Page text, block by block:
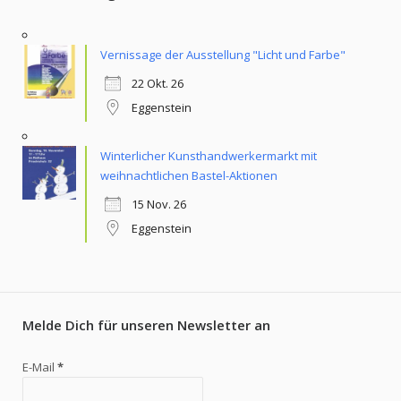
Vernissage der Ausstellung "Licht und Farbe"
22 Okt. 26
Eggenstein
Winterlicher Kunsthandwerkermarkt mit
weihnachtlichen Bastel-Aktionen
15 Nov. 26
Eggenstein
Melde Dich für unseren Newsletter an
E-Mail *